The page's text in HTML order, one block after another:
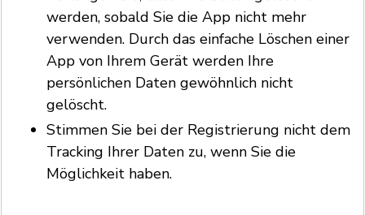
werden, sobald Sie die App nicht mehr
verwenden. Durch das einfache Löschen einer
App von Ihrem Gerät werden Ihre
persönlichen Daten gewöhnlich nicht
gelöscht.
Stimmen Sie bei der Registrierung nicht dem
Tracking Ihrer Daten zu, wenn Sie die
Möglichkeit haben.